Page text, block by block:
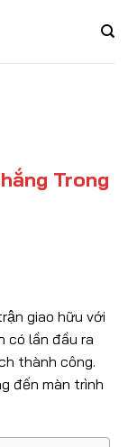
Trong
giao hữu với
có lần đầu ra
thành công.
đến màn trình